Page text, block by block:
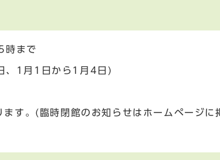
時まで
、1月1日から1月4日)
す。(臨時閉館のお知らせはホームページに